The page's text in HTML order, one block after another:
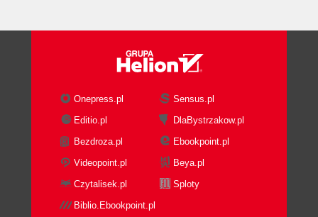
Onepress.pl
Sensus.pl
Editio.pl
DlaBystrzakow.pl
Bezdroza.pl
Ebookpoint.pl
Videopoint.pl
Beya.pl
Czytalisek.pl
Sploty
Biblio.Ebookpoint.pl